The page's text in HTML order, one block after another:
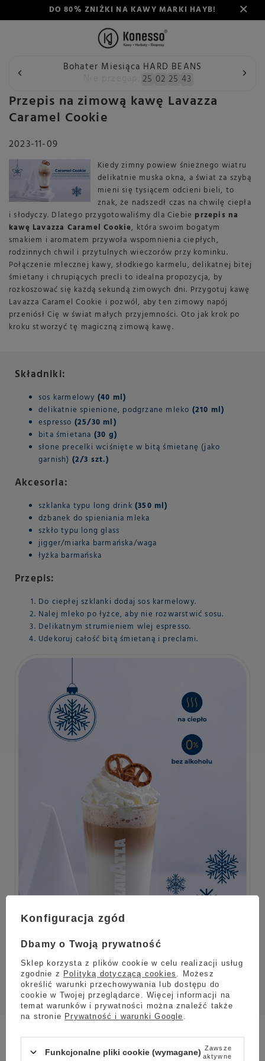
DO 80% ZNIŻKI NA KAWY MARKI HAYB!
Bohater Miesiąca HARD BEANS
25 02 25 43
Wstecz Konesso Blog Przepis na zimową kawę
Przepis na zimową kawę Lavazza
Caramel Cookie
2023-11-09
Kiedy zimny powiew śnieżnego wiatru
delikatnie muska okna, a świat za szybą
mieni się tysiącem odcieni bieli, to
znak, że nadszedł czas na chwilę ciepła
i słodyczy. Dlatego przygotowaliśmy dla Ciebie przepis na
kawę Lavazza Caramel Cookie, która swoim bogatym
smakiem i aromatem przywoła wspomnienia ciepłych,
rodzinnych chwil i przytulnych wieczorów przy kominku.
Połączenie mlecznej kawy, słodkiego karmelu, delikatnej bitej
śmietany i chrupiących precli to idealna propozycja, by
rozkoszować się każdą sekundą zimowych dni. Przygotuj kawę
Lavazza Caramel Cookie i pozwól, aby ten zimowy napój
przeniósł Cię w świat małych przyjemności. Oto jak krok po
kroku stworzyć tę magiczną zimową kawę.
Składniki:
sos karmelowy (40 ml)
delikatnie spienione, podgrzane mleko (210 ml)
espresso (25/30 ml)
bita śmietana (30 g)
słone precelki wciśnięte w bitą śmietanę (jako
garnish) (2/3 szt.)
Akcesoria:
szklanka typu long drink (350 ml)
dzbanek do spieniania mleka
szkło typu long glass
jigger/miarka barmańska/waga
łyżka barmańska
Przepis:
Do ciepłej szklanki dodaj sos karmelowy.
Nalej mleko po łyżce, aby nie rozwarstwić sosu.
Delikatnym strumieniem wlej espresso.
Udekoruj całość bitą śmietaną i preclami.
. Co znajdziemy w
tej mieszance? Kilka brazylijskich odmian arabiki, które
Konfiguracja zgód
Dbamy o Twoją prywatność
Sklep korzysta z plików cookie w celu realizacji usług
zgodnie z Polityką dotyczącą cookies
. Możesz
określić warunki przechowywania lub dostępu do
cookie w Twojej przeglądarce. Więcej informacji na
temat warunków i prywatności można znaleźć także
na stronie Prywatność i warunki Google
Funkcjonalne pliki cookie (wymagane) Zawsze
aktywne